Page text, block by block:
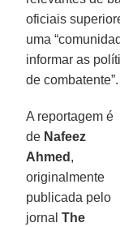
oficiais
uma
informar as
de combatente”.
A reportagem é
de Nafeez
Ahmed ,
originalmente
publicada pelo
jornalThe